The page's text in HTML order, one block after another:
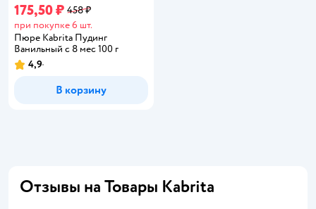
175,50 ₽ 458 ₽
при покупке 6 шт.
Пюре Kabrita Пудинг
Ванильный с 8 мес 100 г
Рейтинг:
4,9
В корзину
Отзывы на Товары Kabrita